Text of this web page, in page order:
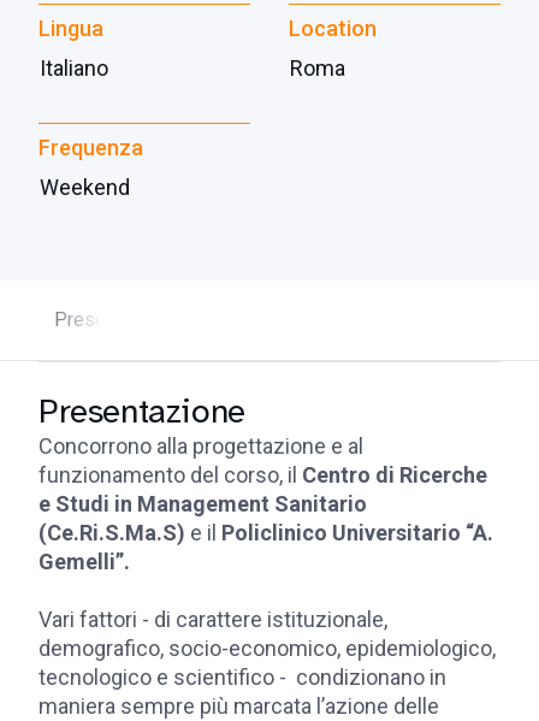
Lingua
Italiano
Location
Roma
Frequenza
Weekend
Presentazione
Presentazione
Concorrono alla progettazione e al
funzionamento del corso, il Centro di Ricerche
e Studi in Management Sanitario
(Ce.Ri.S.Ma.S) e il Policlinico Universitario “A.
Gemelli”.
Vari fattori - di carattere istituzionale,
demografico, socio-economico, epidemiologico,
tecnologico e scientifico - condizionano in
maniera sempre più marcata l’azione delle